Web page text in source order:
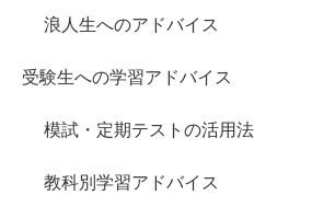
浪人生へのアドバイス
受験生への学習アドバイス
模試・定期テストの活用法
教科別学習アドバイス